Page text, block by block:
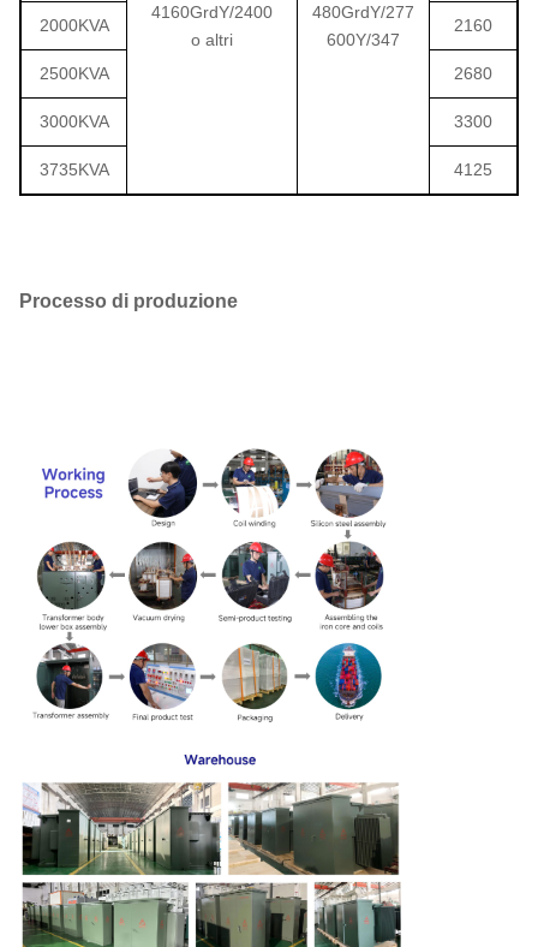
4160GrdY/2400
o altri
480GrdY/277
600Y/347
2000KVA 2160
2500KVA 2680
3000KVA 3300
3735KVA 4125
Processo di produzione